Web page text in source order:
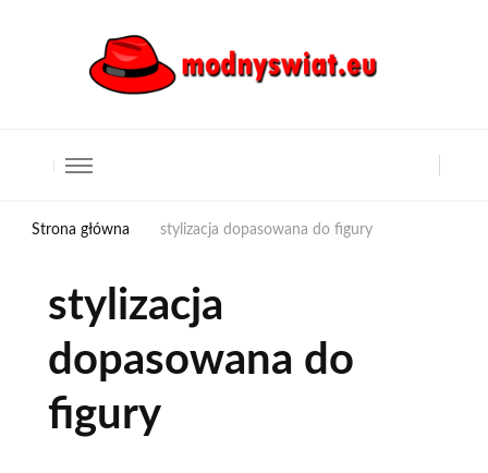
Strona główna stylizacja dopasowana do figury
stylizacja
dopasowana do
figury